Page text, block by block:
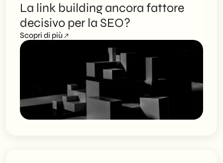
La link building ancora fattore
decisivo per la SEO?
Scopri di più